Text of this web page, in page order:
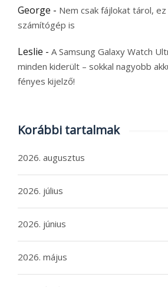
George - Nem csak fájlokat tárol,
számítógép is
Leslie - A Samsung Galaxy Watch
minden kiderült – sokkal nagyobb
fényes kijelző!
Korábbi tartalmak
2026. augusztus
2026. július
2026. június
2026. május